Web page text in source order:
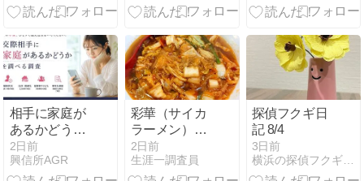
当に確認すべ
「新しい恋愛
が始まった理
由」でした。
を紹介する理
確認したい判
断基準
相手に家庭が
あるかどうか
を調べる
2日前
興信所AGR
彩華（サイカ
ラーメン）で
スタミナアッ
プを目論む探
偵
2日前
生涯一調査員
探偵フクギ日
記 8/4
3日前
横浜の探偵フクギ日記